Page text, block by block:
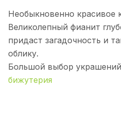
Необыкновенно красивое
Великолепный фианит
придаст загадочность и
облику.
Большой выбор
бижутерия